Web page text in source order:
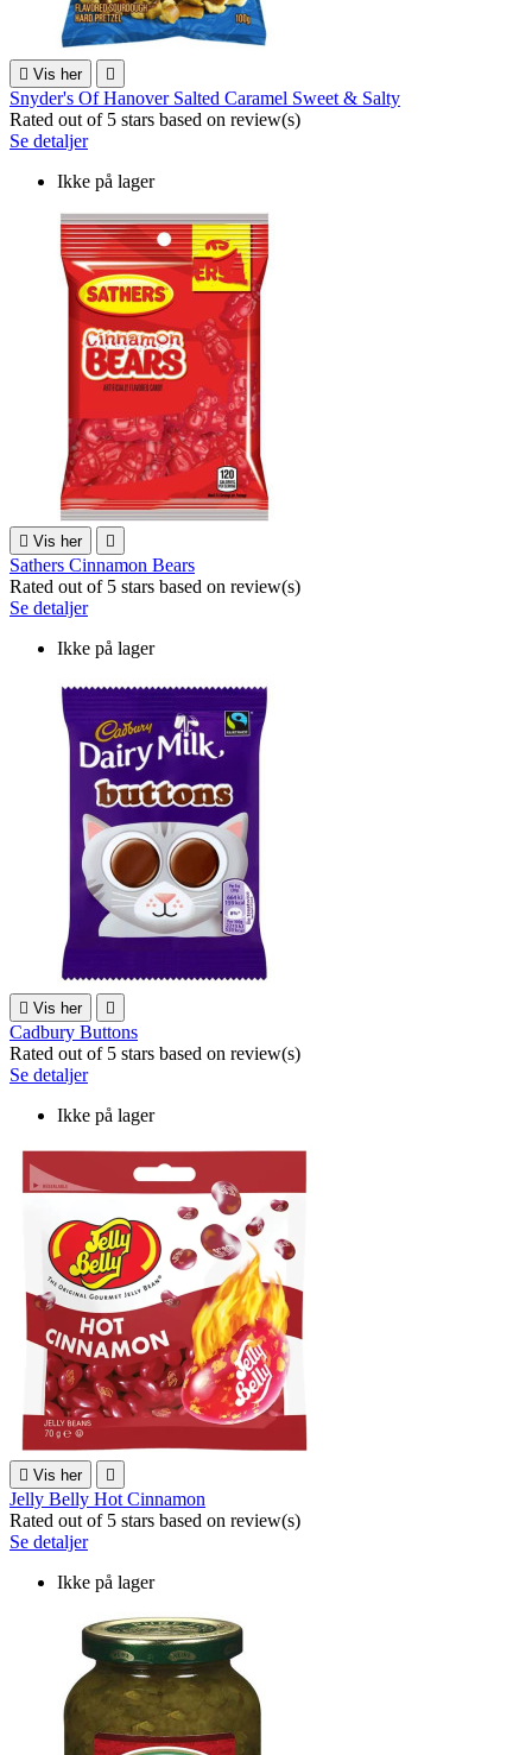
 Vis her 
Snyder's Of Hanover Salted Caramel Sweet & Salty
Rated out of 5 stars based on review(s)
Se detaljer
Ikke på lager
 Vis her 
Sathers Cinnamon Bears
Rated out of 5 stars based on review(s)
Se detaljer
Ikke på lager
 Vis her 
Cadbury Buttons
Rated out of 5 stars based on review(s)
Se detaljer
Ikke på lager
 Vis her 
Jelly Belly Hot Cinnamon
Rated out of 5 stars based on review(s)
Se detaljer
Ikke på lager